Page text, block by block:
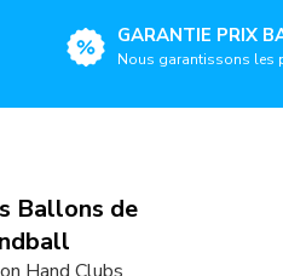
GARANTIE PRIX
Nous garantissons les
Ballons de